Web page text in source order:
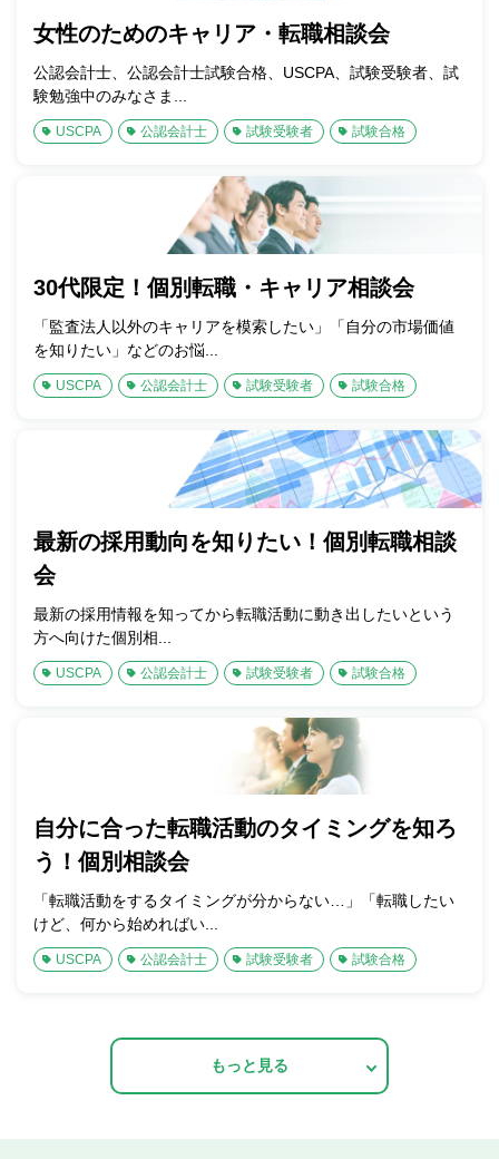
女性のためのキャリア・転職相談会
公認会計士、公認会計士試験合格、USCPA、試験受験者、試
験勉強中のみなさま...
USCPA 公認会計士 試験受験者 試験合格
30代限定！個別転職・キャリア相談会
「監査法人以外のキャリアを模索したい」「自分の市場価値
を知りたい」などのお悩...
USCPA 公認会計士 試験受験者 試験合格
最新の採用動向を知りたい！個別転職相談
会
最新の採用情報を知ってから転職活動に動き出したいという
方へ向けた個別相...
USCPA 公認会計士 試験受験者 試験合格
自分に合った転職活動のタイミングを知ろ
う！個別相談会
「転職活動をするタイミングが分からない…」「転職したい
けど、何から始めればい...
USCPA 公認会計士 試験受験者 試験合格
もっと見る